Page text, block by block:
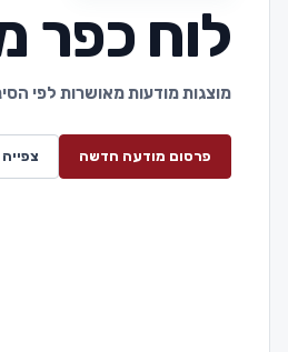
לוח כפר
מוצגות מודעות מאושרות לפי
פרסום מודעה חדשה